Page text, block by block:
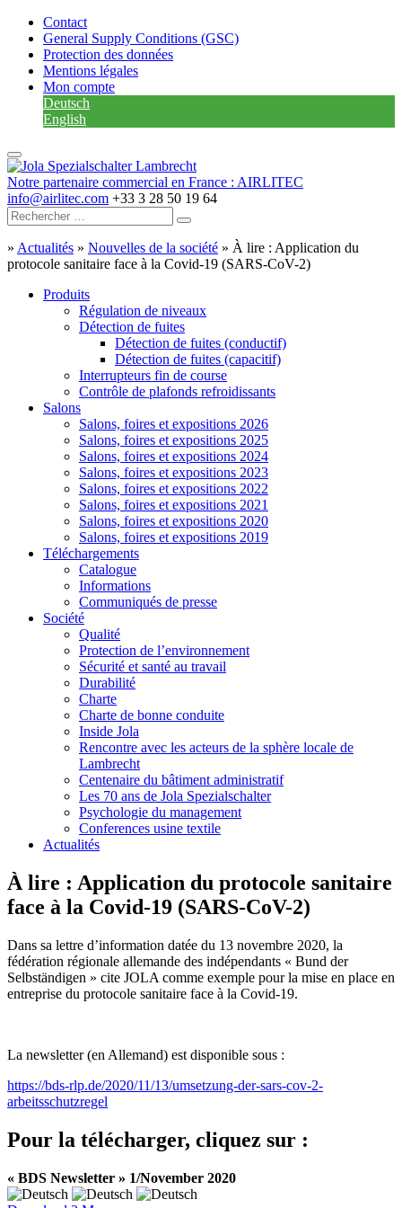
Contact
General Supply Conditions (GSC)
Protection des données
Mentions légales
Mon compte
Deutsch
English
Notre partenaire commercial en France : AIRLITEC
info@airlitec.com +33 3 28 50 19 64
» Actualités » Nouvelles de la société » À lire : Application du
protocole sanitaire face à la Covid-19 (SARS-CoV-2)
Produits
Régulation de niveaux
Détection de fuites
Détection de fuites (conductif)
Détection de fuites (capacitif)
Interrupteurs fin de course
Contrôle de plafonds refroidissants
Salons
Salons, foires et expositions 2026
Salons, foires et expositions 2025
Salons, foires et expositions 2024
Salons, foires et expositions 2023
Salons, foires et expositions 2022
Salons, foires et expositions 2021
Salons, foires et expositions 2020
Salons, foires et expositions 2019
Téléchargements
Catalogue
Informations
Communiqués de presse
Société
Qualité
Protection de l’environnement
Sécurité et santé au travail
Durabilité
Charte
Charte de bonne conduite
Inside Jola
Rencontre avec les acteurs de la sphère locale de
Lambrecht
Centenaire du bâtiment administratif
Les 70 ans de Jola Spezialschalter
Psychologie du management
Conferences usine textile
Actualités
À lire : Application du protocole sanitaire
face à la Covid-19 (SARS-CoV-2)
Dans sa lettre d’information datée du 13 novembre 2020, la
fédération régionale allemande des indépendants « Bund der
Selbständigen » cite JOLA comme exemple pour la mise en place en
entreprise du protocole sanitaire face à la Covid-19.
La newsletter (en Allemand) est disponible sous :
https://bds-rlp.de/2020/11/13/umsetzung-der-sars-cov-2-
arbeitsschutzregel
Pour la télécharger, cliquez sur :
« BDS Newsletter » 1/November 2020